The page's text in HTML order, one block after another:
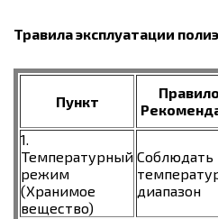
Травила эксплуатации
Пункт
1.
Температурный
режим
(Хранимое
вещество)
Соблюдать
диапазон